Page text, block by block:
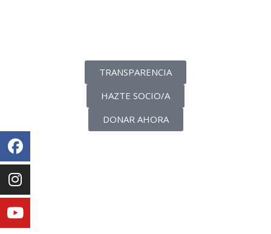
TRANSPARENCIA
HAZTE SOCIO/A
DONAR AHORA